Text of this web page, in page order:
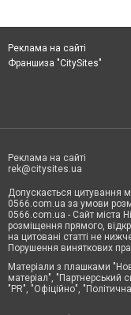
Реклама на сайті
Франшиза "CitySites"
Реклама на сайті
rek@citysites.ua
Допускається цитування
0566.com.ua за умови
0566.com.ua - Сайт міста
розміщення прямого,
на цитовані статті не
Порушення виняткових
Матеріали з плашками
матеріал", "Партнерський
"PR", "Офіційно",